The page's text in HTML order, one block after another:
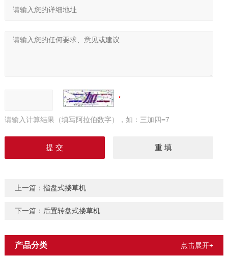
请输入计算结果（填写阿拉伯数字），如：三加四=7
上一篇： 指盘式搂草机
下一篇： 后置转盘式搂草机
产品分类 点击展开+